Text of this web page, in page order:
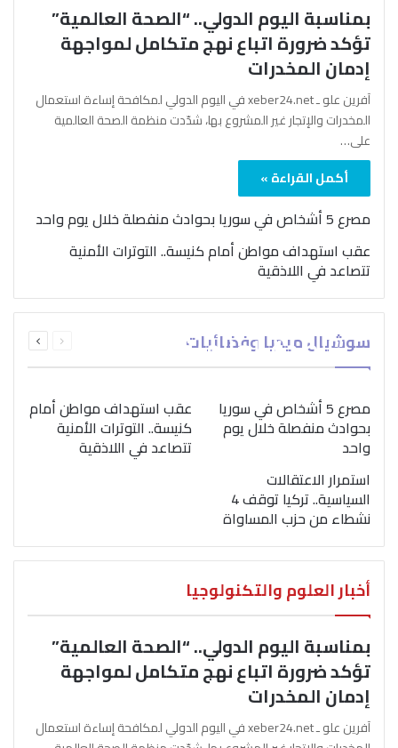
بمناسبة اليوم الدولي.. “الصحة العالمية”
تؤكد ضرورة اتباع نهج متكامل لمواجهة
إدمان المخدرات
آفرين علو ـ xeber24.net في اليوم الدولي لمكافحة إساءة استعمال
المخدرات والإتجار غير المشروع بها، شدّدت منظمة الصحة العالمية
على…
أكمل القراءة »
مصرع 5 أشخاص في سوريا بحوادث منفصلة خلال يوم واحد
عقب استهداف مواطن أمام كنيسة.. التوترات الأمنية
تتصاعد في اللاذقية
سوشيال ميديا وفضائيات الصفحةالصفحة
بمناسبة اليوم الدولي..
“الصحة العالمية” تؤكد
ضرورة اتباع نهج متكامل
لمواجهة إدمان المخدرات
مصرع 5 أشخاص في سوريا
بحوادث منفصلة خلال يوم
واحد
عقب استهداف مواطن أمام
كنيسة.. التوترات الأمنية
تتصاعد في اللاذقية
استمرار الاعتقالات
السياسية.. تركيا توقف 4
نشطاء من حزب المساواة
أخبار العلوم والتكنولوجيا
بمناسبة اليوم الدولي.. “الصحة العالمية”
تؤكد ضرورة اتباع نهج متكامل لمواجهة
إدمان المخدرات
آفرين علو ـ xeber24.net في اليوم الدولي لمكافحة إساءة استعمال